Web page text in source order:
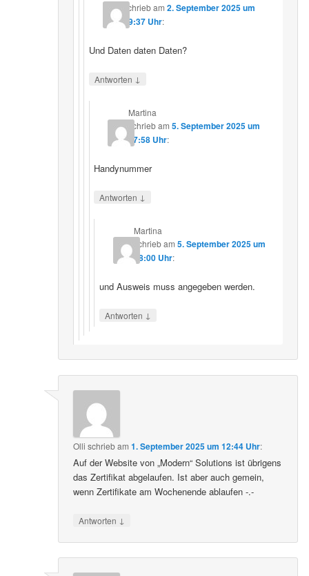
schriebam 2. September 2025 um
19:37 Uhr:
Und Daten daten Daten?
Antworten ↓
Martina
schriebam5. September 2025 um
17:58 Uhr:
Handynummer
Antworten ↓
Martina
schriebam 5. September 2025 um
18:00 Uhr:
und Ausweis muss angegeben werden.
Antworten ↓
Olli schriebam1. September 2025 um 12:44 Uhr:
Auf der Website von „Modern“ Solutions ist übrigens
das Zertifikat abgelaufen. Ist aber auch gemein,
wenn Zertifikate am Wochenende ablaufen -.-
Antworten ↓